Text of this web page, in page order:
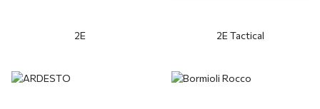
2E 2E Tactical